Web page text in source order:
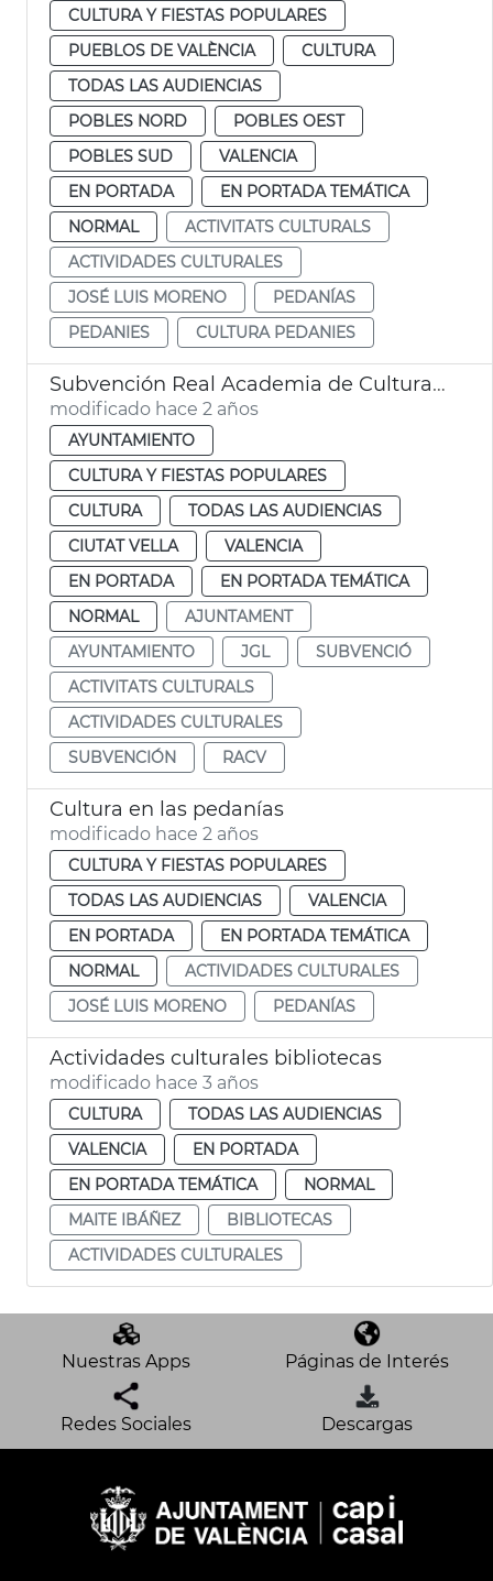
CULTURA Y FIESTAS POPULARES
PUEBLOS DE VALÈNCIA
CULTURA
TODAS LAS AUDIENCIAS
POBLES NORD
POBLES OEST
POBLES SUD
VALENCIA
EN PORTADA
EN PORTADA TEMÁTICA
NORMAL
ACTIVITATS CULTURALS
ACTIVIDADES CULTURALES
JOSÉ LUIS MORENO
PEDANÍAS
PEDANIES
CULTURA PEDANIES
Subvención Real Academia de Cultura Valenciana
modificado hace 2 años
AYUNTAMIENTO
CULTURA Y FIESTAS POPULARES
CULTURA
TODAS LAS AUDIENCIAS
CIUTAT VELLA
VALENCIA
EN PORTADA
EN PORTADA TEMÁTICA
NORMAL
AJUNTAMENT
AYUNTAMIENTO
JGL
SUBVENCIÓ
ACTIVITATS CULTURALS
ACTIVIDADES CULTURALES
SUBVENCIÓN
RACV
Cultura en las pedanías
modificado hace 2 años
CULTURA Y FIESTAS POPULARES
TODAS LAS AUDIENCIAS
VALENCIA
EN PORTADA
EN PORTADA TEMÁTICA
NORMAL
ACTIVIDADES CULTURALES
JOSÉ LUIS MORENO
PEDANÍAS
Actividades culturales bibliotecas
modificado hace 3 años
CULTURA
TODAS LAS AUDIENCIAS
VALENCIA
EN PORTADA
EN PORTADA TEMÁTICA
NORMAL
MAITE IBÁÑEZ
BIBLIOTECAS
ACTIVIDADES CULTURALES
Nuestras Apps Páginas de Interés
Redes Sociales Descargas